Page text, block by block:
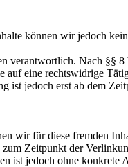
können wir jedoch
verantwortlich. Nach §§
eine rechtswidrige
jedoch erst ab dem
wir für diese fremden
Zeitpunkt der
jedoch ohne konkrete